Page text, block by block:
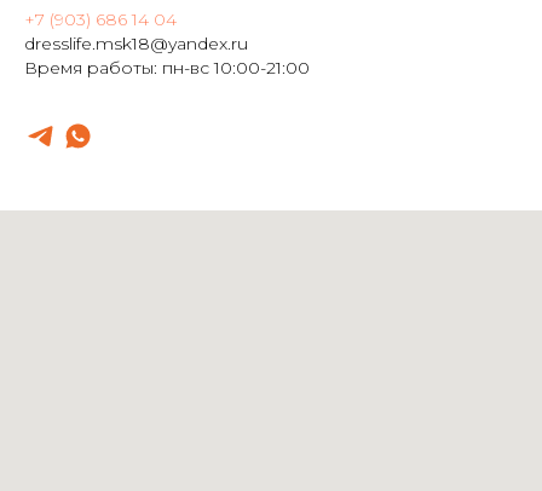
+7 (903) 686 14 04
dresslife.msk18@yandex.ru
Время работы: пн-вс 10:00-21:00